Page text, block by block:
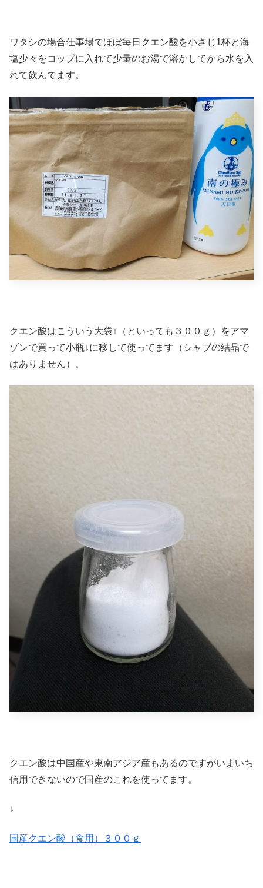
ワタシの場合仕事場でほぼ毎日クエン酸を小さじ1杯と海
塩少々をコップに入れて少量のお湯で溶かしてから水を入
れて飲んでます。
クエン酸はこういう大袋↑（といっても３００ｇ）をアマ
ゾンで買って小瓶↓に移して使ってます（シャブの結晶で
はありません）。
クエン酸は中国産や東南アジア産もあるのですがいまいち
信用できないので国産のこれを使ってます。
↓
国産クエン酸（食用）３００ｇ